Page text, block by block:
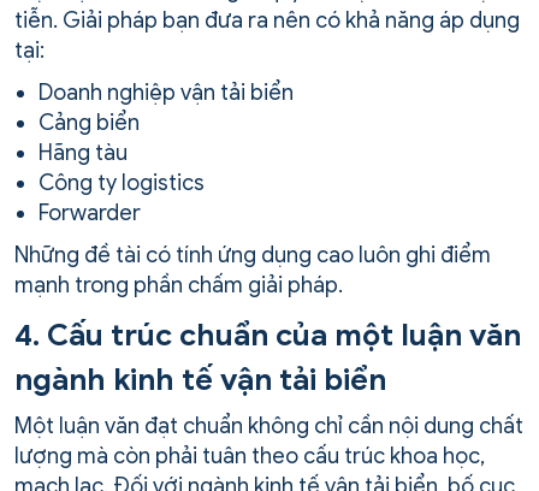
tiễn. Giải pháp bạn đưa ra nên có khả năng áp dụng
tại:
Doanh nghiệp vận tải biển
Cảng biển
Hãng tàu
Công ty logistics
Forwarder
Những đề tài có tính ứng dụng cao luôn ghi điểm
mạnh trong phần chấm giải pháp.
4. Cấu trúc chuẩn của một luận văn
ngành kinh tế vận tải biển
Một luận văn đạt chuẩn không chỉ cần nội dung chất
lượng mà còn phải tuân theo cấu trúc khoa học,